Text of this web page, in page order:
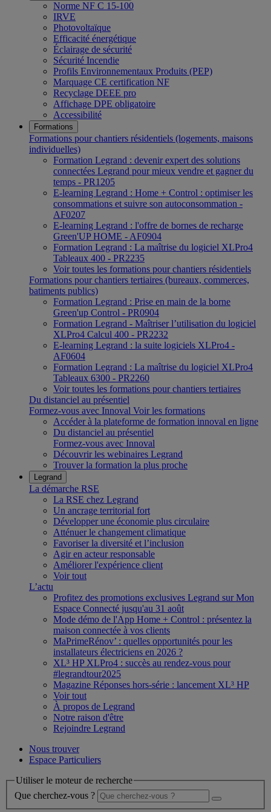
Norme NF C 15-100
IRVE
Photovoltaïque
Efficacité énergétique
Éclairage de sécurité
Sécurité Incendie
Profils Environnementaux Produits (PEP)
Marquage CE certification NF
Recyclage DEEE pro
Affichage DPE obligatoire
Accessibilité
Formations
Formations pour chantiers résidentiels (logements, maisons
individuelles)
Formation Legrand : devenir expert des solutions
connectées Legrand pour mieux vendre et gagner du
temps - PR1205
E-learning Legrand : Home + Control : optimiser les
consommations et suivre son autoconsommation -
AF0207
E-learning Legrand : l'offre de bornes de recharge
Green'UP HOME - AF0904
Formation Legrand : La maîtrise du logiciel XLPro4
Tableaux 400 - PR2235
Voir toutes les formations pour chantiers résidentiels
Formations pour chantiers tertiaires (bureaux, commerces,
batiments publics)
Formation Legrand : Prise en main de la borne
Green'up Control - PR0904
Formation Legrand - Maîtriser l’utilisation du logiciel
XLPro4 Calcul 400 - PR2232
E-learning Legrand : la suite logiciels XLPro4 -
AF0604
Formation Legrand : La maîtrise du logiciel XLPro4
Tableaux 6300 - PR2260
Voir toutes les formations pour chantiers tertiaires
Du distanciel au présentiel
Formez-vous avec Innoval Voir les formations
Accéder à la plateforme de formation innoval en ligne
Du distanciel au présentiel
Formez-vous avec Innoval
Découvrir les webinaires Legrand
Trouver la formation la plus proche
Legrand
La démarche RSE
La RSE chez Legrand
Un ancrage territorial fort
Développer une économie plus circulaire
Atténuer le changement climatique
Favoriser la diversité et l’inclusion
Agir en acteur responsable
Améliorer l'expérience client
Voir tout
L’actu
Profitez des promotions exclusives Legrand sur Mon
Espace Connecté jusqu'au 31 août
Mode démo de l'App Home + Control : présentez la
maison connectée à vos clients
MaPrimeRénov’ : quelles opportunités pour les
installateurs électriciens en 2026 ?
XL³ HP XLPro4 : succès au rendez-vous pour
#legrandtour2025
Magazine Réponses hors-série : lancement XL³ HP
Voir tout
À propos de Legrand
Notre raison d'être
Rejoindre Legrand
Nous trouver
Espace Particuliers
Utiliser le moteur de recherche
Que cherchez-vous ?